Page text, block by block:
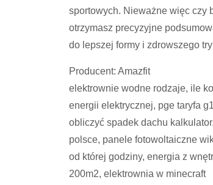
sportowych. Nieważne więc czy
otrzymasz precyzyjne
do lepszej formy i zdrowszego
Producent: Amazfit
elektrownie wodne rodzaje, ile
energii elektrycznej, pge taryfa
obliczyć spadek dachu
polsce, panele fotowoltaiczne
od której godziny, energia z
200m2, elektrownia w minecraft